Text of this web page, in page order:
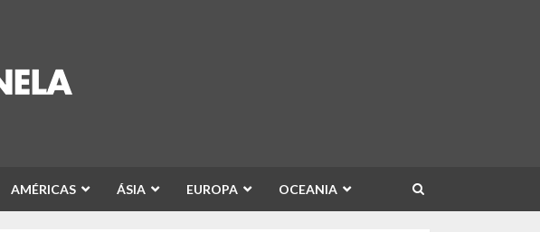
AMÉRICAS ÁSIA EUROPA OCEANIA